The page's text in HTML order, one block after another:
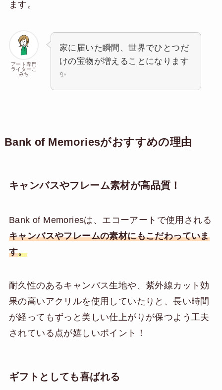
ます。
アート専門
ライターこ
みち
家に届いた瞬間、世界でひとつだ
けの宝物が増えることになります
✨
Bank of Memoriesがおすすめの理由
キャンバスやフレーム素材が高品質！
Bank of Memoriesは、エコーアートで使用される
キャンバスやフレームの素材にもこだわっていま
す。
耐久性のあるキャンバス生地や、紫外線カット効
果の高いアクリルを使用していたりと、長い時間
が経ってもずっと美しい仕上がりが保つよう工夫
されている点が嬉しいポイント！
ギフトとしても喜ばれる